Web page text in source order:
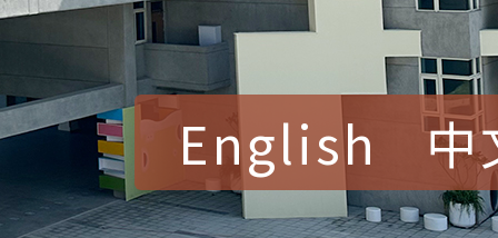
English 中
賀！本校參加桃園市中